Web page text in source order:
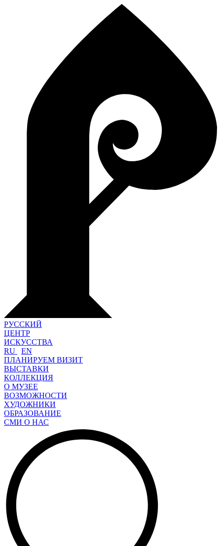
РУССКИЙ
ЦЕНТР
ИСКУССТВА
RU
EN
ПЛАНИРУЕМ ВИЗИТ
ВЫСТАВКИ
КОЛЛЕКЦИЯ
О МУЗЕЕ
ВОЗМОЖНОСТИ
ХУДОЖНИКИ
ОБРАЗОВАНИЕ
СМИ О НАС